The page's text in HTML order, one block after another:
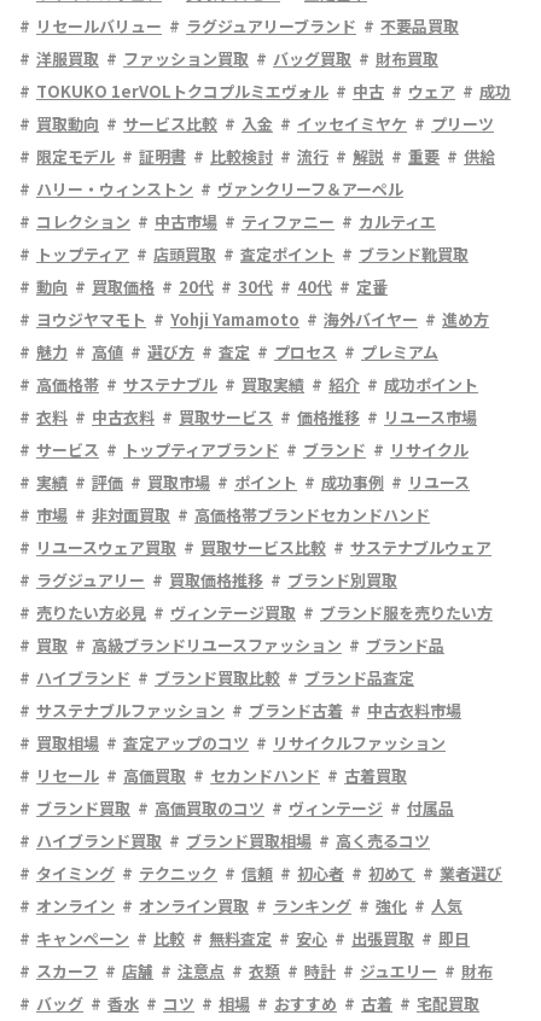
リセールバリュー
ラグジュアリーブランド
不要品買取
洋服買取
ファッション買取 バッグ買取
財布買取
TOKUKO 1erVOLトクコプルミエヴォル
中古 ウェア
成功
買取動向
サービス比較 入金 イッセイミヤケ
プリーツ
限定モデル
証明書 比較検討 流行 解説 重要
供給
ハリー・ウィンストン
ヴァンクリーフ＆アーペル
コレクション
中古市場 ティファニー
カルティエ
トップティア
店頭買取 査定ポイント
ブランド靴買取
動向
買取価格 20代 30代 40代
定番
ヨウジヤマモト
Yohji Yamamoto 海外バイヤー
進め方
魅力
高値 選び方 査定 プロセス
プレミアム
高価格帯
サステナブル 買取実績 紹介
成功ポイント
衣料
中古衣料 買取サービス 価格推移
リユース市場
サービス
トップティアブランド ブランド
リサイクル
実績
評価 買取市場 ポイント 成功事例
リユース
市場
非対面買取
高価格帯ブランドセカンドハンド
リユースウェア買取
買取サービス比較
サステナブルウェア
ラグジュアリー
買取価格推移
ブランド別買取
売りたい方必見
ヴィンテージ買取
ブランド服を売りたい方
買取
高級ブランドリユースファッション
ブランド品
ハイブランド
ブランド買取比較
ブランド品査定
サステナブルファッション
ブランド古着
中古衣料市場
買取相場
査定アップのコツ
リサイクルファッション
リセール
高価買取 セカンドハンド
古着買取
ブランド買取
高価買取のコツ ヴィンテージ
付属品
ハイブランド買取
ブランド買取相場
高く売るコツ
タイミング
テクニック 信頼 初心者 初めて
業者選び
オンライン
オンライン買取 ランキング 強化
人気
キャンペーン
比較 無料査定 安心 出張買取
即日
スカーフ
店舗 注意点 衣類 時計 ジュエリー
財布
バッグ
香水 コツ 相場 おすすめ 古着
宅配買取